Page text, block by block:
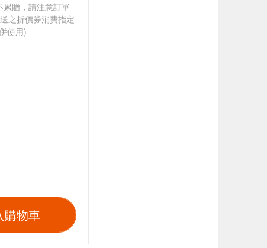
贈，請注意訂單
之折價券消費指定
使用)
購物車